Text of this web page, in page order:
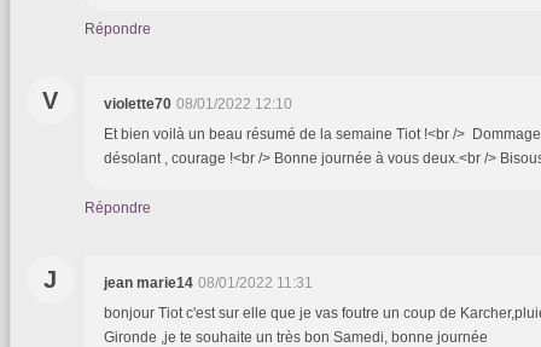
Répondre
V violette70 08/01/2022 12:10
Et bien voilà un beau résumé de la semaine Tiot !<br />
désolant , courage !<br /> Bonne journée à vous deux.<br />
Répondre
J jean marie14 08/01/2022 11:31
bonjour Tiot c'est sur elle que je vas foutre un coup de
Gironde ,je te souhaite un très bon Samedi, bonne journée